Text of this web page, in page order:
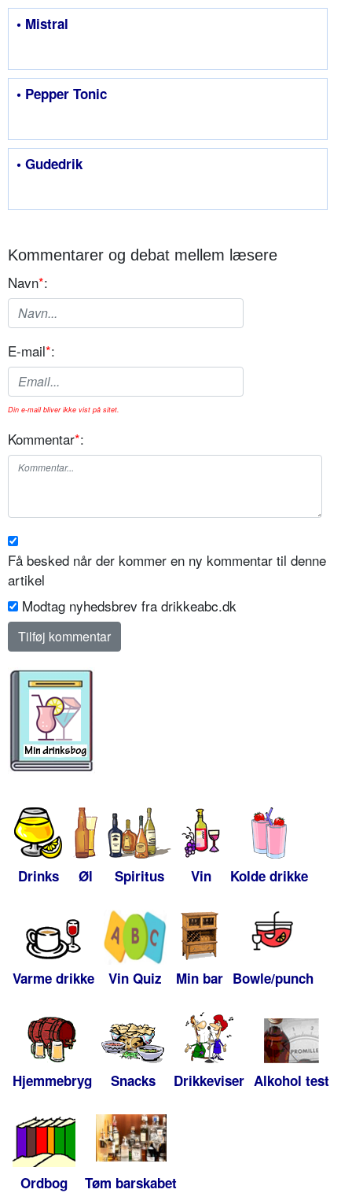
• Mistral
• Pepper Tonic
• Gudedrik
Kommentarer og debat mellem læsere
Navn*:
E-mail*:
Din e-mail bliver ikke vist på sitet.
Kommentar*:
Få besked når der kommer en ny kommentar til denne
artikel
Modtag nyhedsbrev fra drikkeabc.dk
Drinks Øl Spiritus Vin Kolde drikke
Varme drikke Vin Quiz Min bar Bowle/punch
Hjemmebryg Snacks Drikkeviser Alkohol test
Ordbog Tøm barskabet